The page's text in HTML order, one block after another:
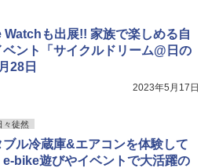
Watchも出展!! 家族で楽しめる自
ベント「サイクルドリーム@日の
28日
2023年5月17日
々徒然
ブル冷蔵庫&エアコンを体験して
e-bike遊びやイベントで大活躍の